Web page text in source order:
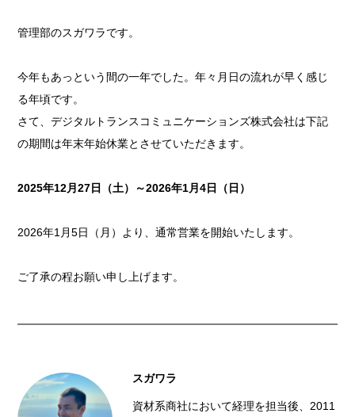
お問い合わせ
管理部のスガワラです。
今年もあっという間の一年でした。年々月日の流れが早く感じ
る年頃です。
さて、デジタルトランスコミュニケーションズ株式会社は下記
の期間は年末年始休業とさせていただきます。
2025年12月27日（土）～2026年1月4日（日）
2026年1月5日（月）より、通常営業を開始いたします。
ご了承の程お願い申し上げます。
スガワラ
資材系商社において経理を担当後、2011